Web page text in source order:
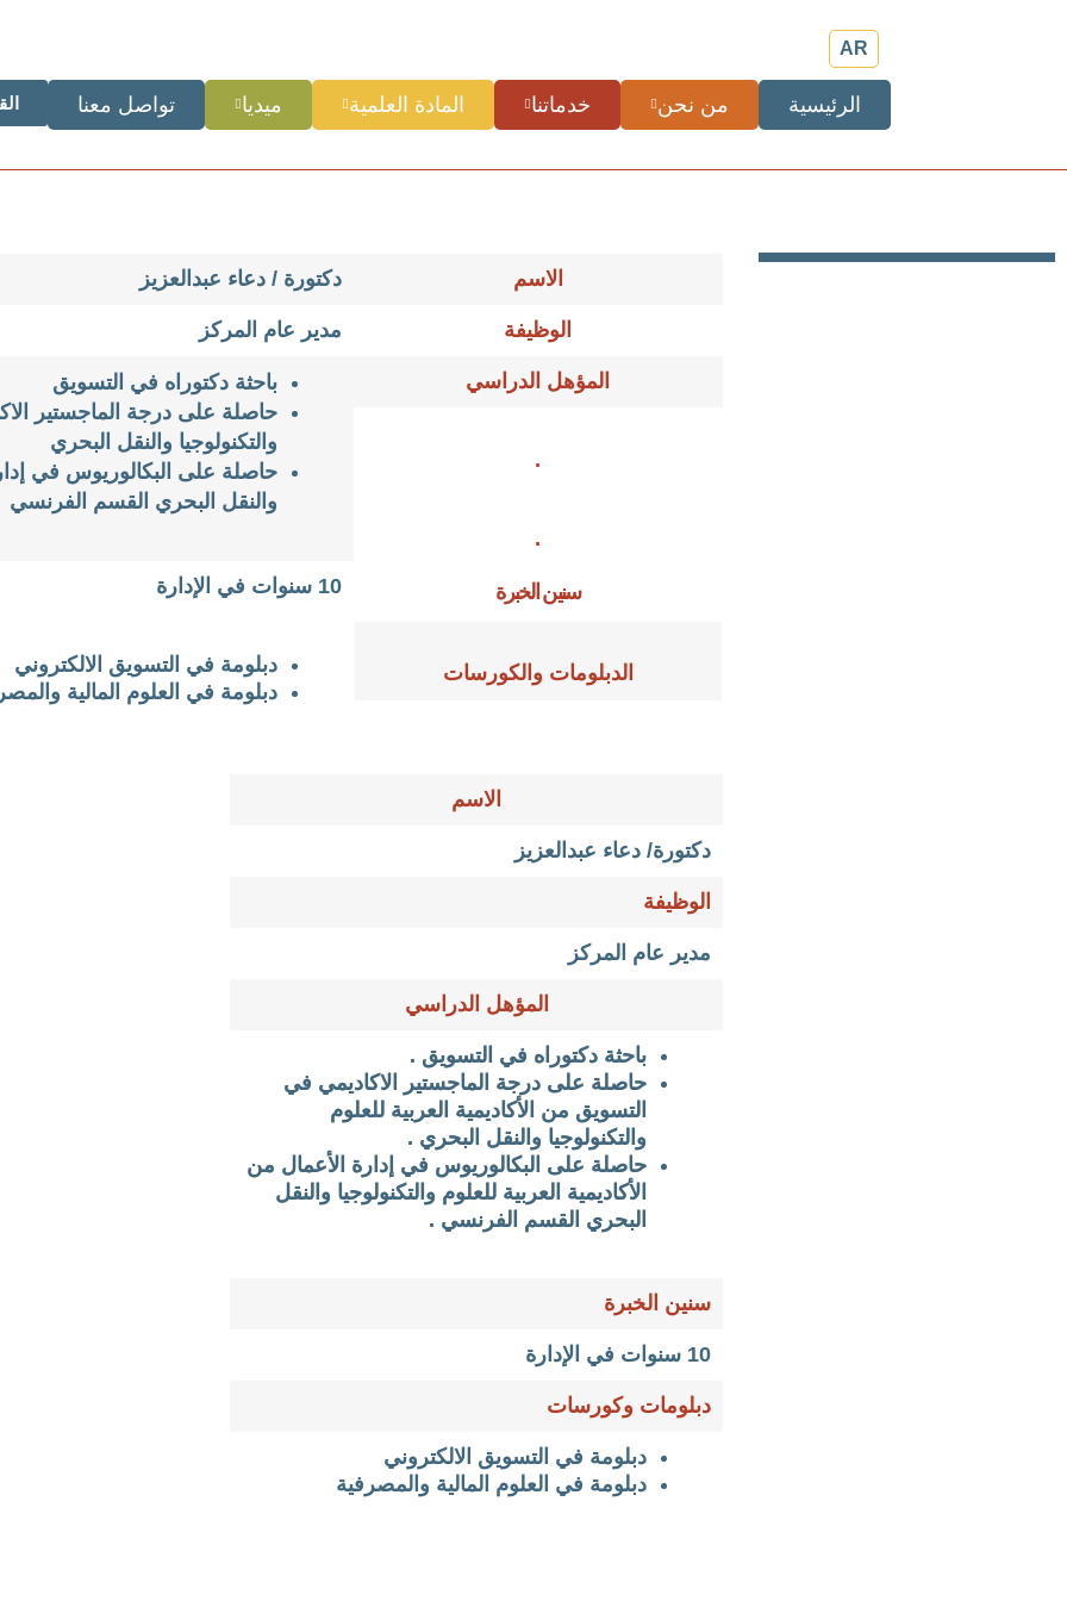
AR
الرئيسية من نحن خدماتنا المادة العلمية ميديا تواصل معنا
الاسم
الوظيفة
المؤهل الدراسي
.
.
سنين الخبرة
الدبلومات والكورسات
دكتورة / دعاء عبدالعزيز
مدير عام المركز
باحثة دكتوراه في التسويق
حاصلة على درجة الماجستير
والتكنولوجيا والنقل البحري
حاصلة على البكالوريوس في
والنقل البحري القسم الفرنسي
10 سنوات في الإدارة
دبلومة في التسويق الالكتروني
دبلومة في العلوم المالية
الاسم
دكتورة/ دعاء عبدالعزيز
الوظيفة
مدير عام المركز
المؤهل الدراسي
باحثة دكتوراه في التسويق .
حاصلة على درجة الماجستير الاكاديمي في
التسويق من الأكاديمية العربية للعلوم
والتكنولوجيا والنقل البحري .
حاصلة على البكالوريوس في إدارة الأعمال من
الأكاديمية العربية للعلوم والتكنولوجيا والنقل
البحري القسم الفرنسي .
سنين الخبرة
10 سنوات في الإدارة
دبلومات وكورسات
دبلومة في التسويق الالكتروني
دبلومة في العلوم المالية والمصرفية